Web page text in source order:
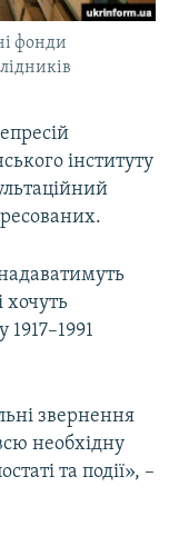
фонди
інституту
хочуть
звернення
необхідну
та події», –